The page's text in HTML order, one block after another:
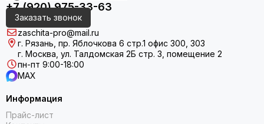
+7 (920) 975-33-63
Заказать звонок
zaschita-pro@mail.ru
г. Рязань, пр. Яблочкова 6 стр.1 офис 300, 303
г. Москва, ул. Талдомская 2Б стр. 3, помещение 2
пн-пт 9:00-18:00
MAX
Информация
Прайс-лист